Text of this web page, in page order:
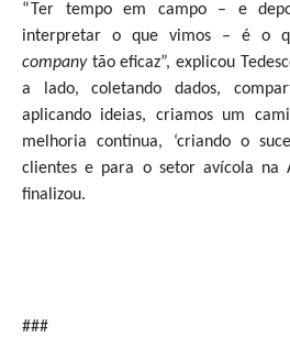
“Ter tempo em campo – e
interpretar o que vimos – é o
companytão eficaz”, explicou
a lado, coletando dados,
aplicando ideias, criamos um
melhoria contínua, ‘criando o
clientes e para o setor avícola na
finalizou.
###